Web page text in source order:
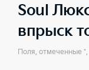
Soul
впрыск
Поля, отмеченные